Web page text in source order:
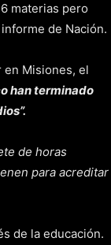
materias pero
de Nación.
en Misiones, el
han terminado
de horas
para acreditar
de la educación.